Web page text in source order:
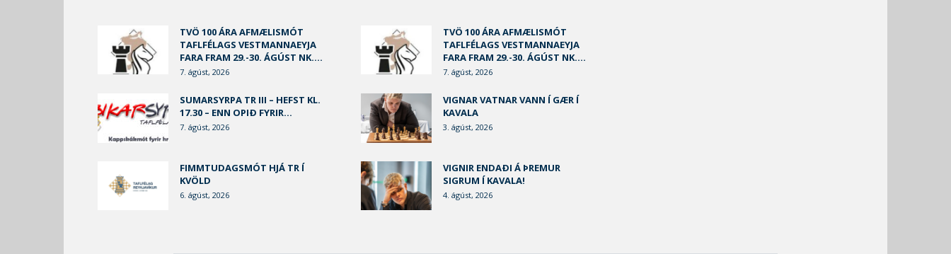
TVÖ 100 ÁRA AFMÆLISMÓT
TAFLFÉLAGS VESTMANNAEYJA
FARA FRAM 29.-30. ÁGÚST NK....
7. ágúst, 2026
SUMARSYRPA TR III – HEFST KL.
17.30 – ENN OPIÐ FYRIR...
7. ágúst, 2026
FIMMTUDAGSMÓT HJÁ TR Í
KVÖLD
6. ágúst, 2026
TVÖ 100 ÁRA AFMÆLISMÓT
TAFLFÉLAGS VESTMANNAEYJA
FARA FRAM 29.-30. ÁGÚST NK....
7. ágúst, 2026
VIGNAR VATNAR VANN Í GÆR Í
KAVALA
3. ágúst, 2026
VIGNIR ENDAÐI Á ÞREMUR
SIGRUM Í KAVALA!
4. ágúst, 2026